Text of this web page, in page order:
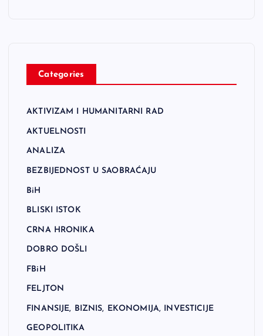
Categories
AKTIVIZAM I HUMANITARNI RAD
AKTUELNOSTI
ANALIZA
BEZBIJEDNOST U SAOBRAĆAJU
BiH
BLISKI ISTOK
CRNA HRONIKA
DOBRO DOŠLI
FBiH
FELJTON
FINANSIJE, BIZNIS, EKONOMIJA, INVESTICIJE
GEOPOLITIKA